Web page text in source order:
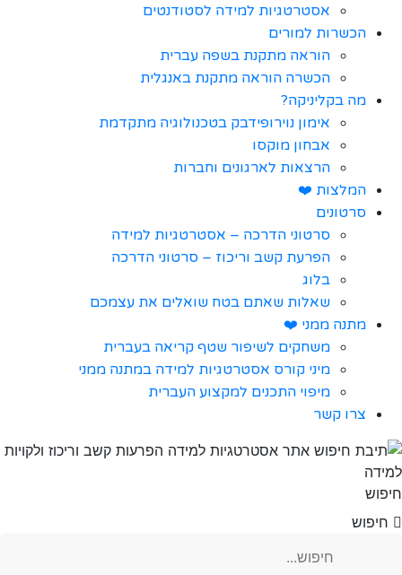
אסטרטגיות למידה לסטודנטים
הכשרות למורים
הוראה מתקנת בשפה עברית
הכשרה הוראה מתקנת באנגלית
מה בקליניקה?
אימון נוירופידבק בטכנולוגיה מתקדמת
אבחון מוקסו
הרצאות לארגונים וחברות
המלצות ❤️
סרטונים
סרטוני הדרכה – אסטרטגיות למידה
הפרעת קשב וריכוז – סרטוני הדרכה
בלוג
שאלות שאתם בטח שואלים את עצמכם
מתנה ממני ❤️
משחקים לשיפור שטף קריאה בעברית
מיני קורס אסטרטגיות למידה במתנה ממני
מיפוי התכנים למקצוע העברית
צרו קשר
חיפוש
חיפוש